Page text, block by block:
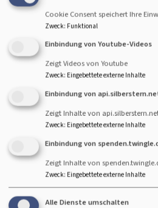
ist
Gemeindebrief 02/2026
Cookie Consent speichert Ihre
Zweck: Funktional
Einbindung von Youtube-Videos
Zeigt Videos von Youtube
Zweck: Eingebettete externe Inhalte
Einbindung von
Zeigt Inhalte von
Zweck: Eingebettete externe Inhalte
Einbindung von
Zeigt Inhalte von
Zweck: Eingebettete externe Inhalte
Alle Dienste umschalten